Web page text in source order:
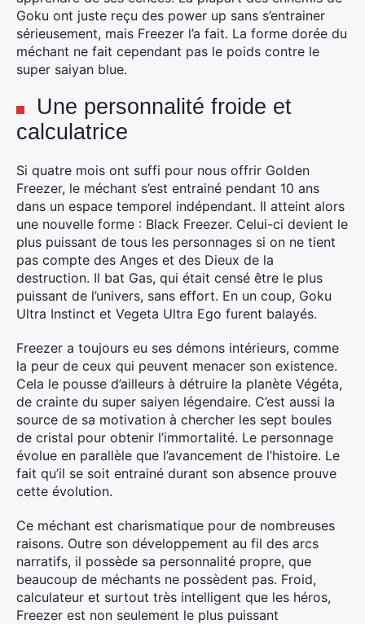
Goku ont juste reçu des power up sans s’entrainer
sérieusement, mais Freezer l’a fait. La forme dorée du
méchant ne fait cependant pas le poids contre le
super saiyan blue.
Une personnalité froide et
calculatrice
Si quatre mois ont suffi pour nous offrir Golden
Freezer, le méchant s’est entrainé pendant 10 ans
dans un espace temporel indépendant. Il atteint alors
une nouvelle forme : Black Freezer. Celui-ci devient le
plus puissant de tous les personnages si on ne tient
pas compte des Anges et des Dieux de la
destruction. Il bat Gas, qui était censé être le plus
puissant de l’univers, sans effort. En un coup, Goku
Ultra Instinct et Vegeta Ultra Ego furent balayés.
Freezer a toujours eu ses démons intérieurs, comme
la peur de ceux qui peuvent menacer son existence.
Cela le pousse d’ailleurs à détruire la planète Végéta,
de crainte du super saiyen légendaire. C’est aussi la
source de sa motivation à chercher les sept boules
de cristal pour obtenir l’immortalité. Le personnage
évolue en parallèle que l’avancement de l’histoire. Le
fait qu’il se soit entrainé durant son absence prouve
cette évolution.
Ce méchant est charismatique pour de nombreuses
raisons. Outre son développement au fil des arcs
narratifs, il possède sa personnalité propre, que
beaucoup de méchants ne possèdent pas. Froid,
calculateur et surtout très intelligent que les héros,
Freezer est non seulement le plus puissant
Rechercher
: